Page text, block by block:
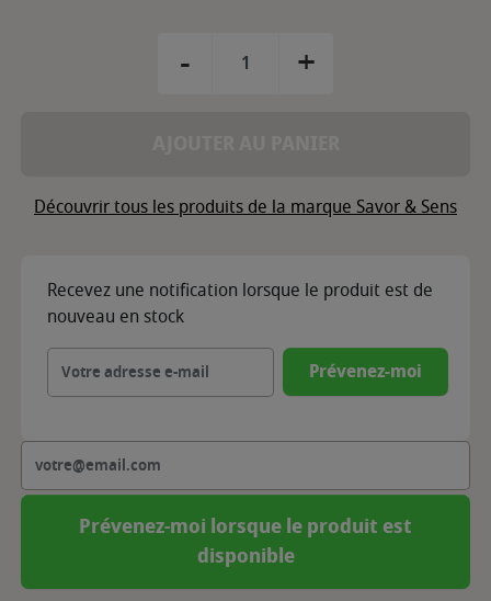
- +
Découvrir tous les produits de la marque Savor & Sens
Recevez une notification lorsque le produit est de
nouveau en stock
Prévenez-moi
Prévenez-moi lorsque le produit est
disponible